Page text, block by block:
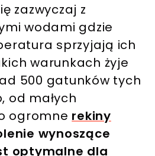
zazwyczaj z
wodami gdzie
sprzyjają ich
warunkach żyje
500 gatunków tych
od małych
ogromne rekiny
wynoszące
optymalne dla